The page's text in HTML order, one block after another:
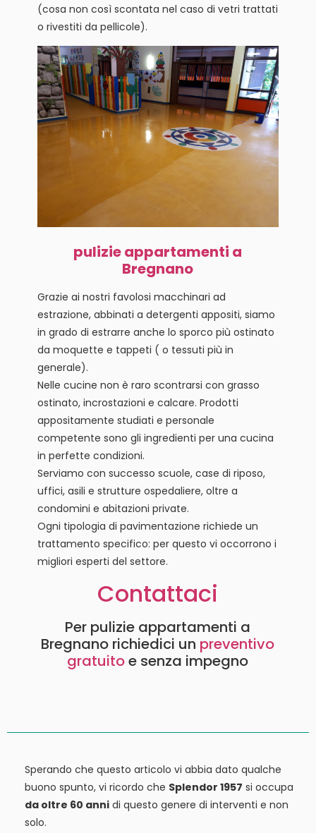
(cosa non così scontata nel caso di vetri trattati
o rivestiti da pellicole).
pulizie appartamenti a
Bregnano
Grazie ai nostri favolosi macchinari ad
estrazione, abbinati a detergenti appositi, siamo
in grado di estrarre anche lo sporco più ostinato
da moquette e tappeti ( o tessuti più in
generale).
Nelle cucine non è raro scontrarsi con grasso
ostinato, incrostazioni e calcare. Prodotti
appositamente studiati e personale
competente sono gli ingredienti per una cucina
in perfette condizioni.
Serviamo con successo scuole, case di riposo,
uffici, asili e strutture ospedaliere, oltre a
condomini e abitazioni private.
Ogni tipologia di pavimentazione richiede un
trattamento specifico: per questo vi occorrono i
migliori esperti del settore.
Contattaci
Per pulizie appartamenti a
Bregnano richiedici un preventivo
gratuitoe senza impegno
Sperando che questo articolo vi abbia dato qualche
buono spunto, vi ricordo che Splendor 1957 si occupa
da oltre 60 anni di questo genere di interventi e non
solo.